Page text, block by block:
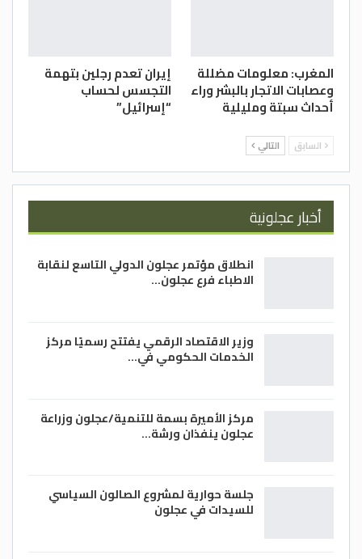
صلة، وجزيرة قبرص المقسمة، وهي خلافات
دفعت أنقرة وأثينا إلى شفا الحرب عدة مراتٍ في
السابق، وتتجدد بين الحين والآخر.-(وكالات)
المغرب: معلومات مضللة
وعصابات الاتجار بالبشر وراء
أحداث سبتة ومليلية
إيران تعدم رجلين بتهمة
التجسس لحساب
“إسرائيل”
السابق التالي
أخبار عجلونية
انطلاق مؤتمر عجلون الدولي التاسع لنقابة
الاطباء فرع عجلون…
وزير الاقتصاد الرقمي يفتتح رسميًا مركز
الخدمات الحكومي في…
مركز الأميرة بسمة للتنمية/عجلون وزراعة
عجلون ينفذان ورشة…
جلسة حوارية لمشروع الصالون السياسي
للسيدات في عجلون